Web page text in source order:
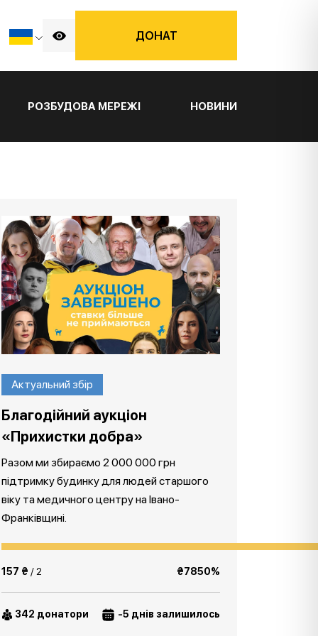
ДОНАТ
РОЗБУДОВА МЕРЕЖІ НОВИНИ
Актуальний збір
Благодійний аукціон
«Прихистки добра»
Разом ми збираємо 2 000 000 грн
підтримку будинку для людей старшого
віку та медичного центру на Івано-
Франківщині.
157 ₴ / 2 ₴7850%
342 донатори -5 днів залишилось